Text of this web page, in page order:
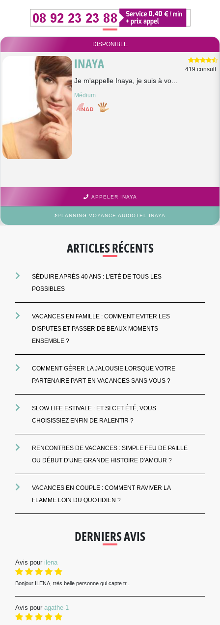
DISPONIBLE
INAYA 419 consult.
Je m'appelle Inaya, je suis à vo...
Médium
APPELER INAYA
PLANNING VOYANCE AUDIOTEL INAYA
ARTICLES RÉCENTS
SÉDUIRE APRÈS 40 ANS : L'ETÉ DE TOUS LES
POSSIBLES
VACANCES EN FAMILLE : COMMENT EVITER LES
DISPUTES ET PASSER DE BEAUX MOMENTS
ENSEMBLE ?
COMMENT GÉRER LA JALOUSIE LORSQUE VOTRE
PARTENAIRE PART EN VACANCES SANS VOUS ?
SLOW LIFE ESTIVALE : ET SI CET ÉTÉ, VOUS
CHOISISSIEZ ENFIN DE RALENTIR ?
RENCONTRES DE VACANCES : SIMPLE FEU DE PAILLE
OU DÉBUT D'UNE GRANDE HISTOIRE D'AMOUR ?
VACANCES EN COUPLE : COMMENT RAVIVER LA
FLAMME LOIN DU QUOTIDIEN ?
DERNIERS AVIS
Avis pour ilena
Bonjour ILENA, très belle personne qui capte tr...
Avis pour agathe-1